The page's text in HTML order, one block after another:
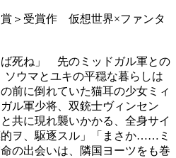
＞受賞作 仮想世界×ファンタ
死ね」 先のミッドガル軍との
ウマとユキの平穏な暮らしは
前に倒れていた猫耳の少女ミィ
ル軍少将、双銃士ヴィンセン
共に現れ襲いかかる、全身サイ
ヲ、駆逐スル」「まさか……ミ
の出会いは、隣国ヨーツをも巻